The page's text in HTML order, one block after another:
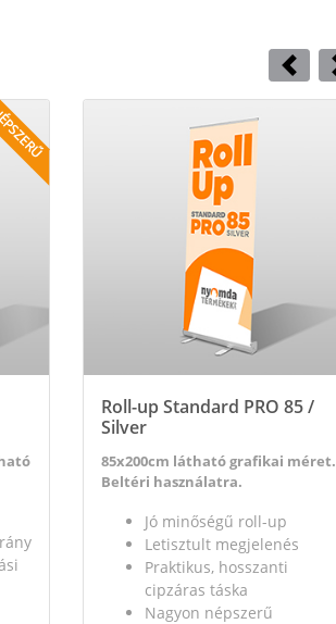
PLUS (85/100)
Roll-up Standard PRO 85 /
Silver
85x200cm látható grafikai méret.
Beltéri használatra.
Jó minőségű roll-up
Letisztult megjelenés
Praktikus, hosszanti
cipzáras táska
Nagyon népszerű